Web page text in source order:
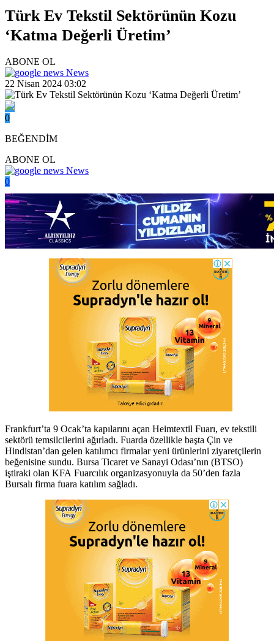
Türk Ev Tekstil Sektörünün Kozu
‘Katma Değerli Üretim’
ABONE OL
News
22 Nisan 2024 03:02
0
BEĞENDİM
ABONE OL
News
0
Frankfurt’ta 9 Ocak’ta kapılarını açan Heimtextil Fuarı, ev tekstili
sektörü temsilcilerini ağırladı. Fuarda özellikle başta Çin ve
Hindistan’dan gelen katılımcı firmalar yeni ürünlerini ziyaretçilerin
beğenisine sundu. Bursa Ticaret ve Sanayi Odası’nın (BTSO)
iştiraki olan KFA Fuarcılık organizasyonuyla da 50’den fazla
Bursalı firma fuara katılım sağladı.